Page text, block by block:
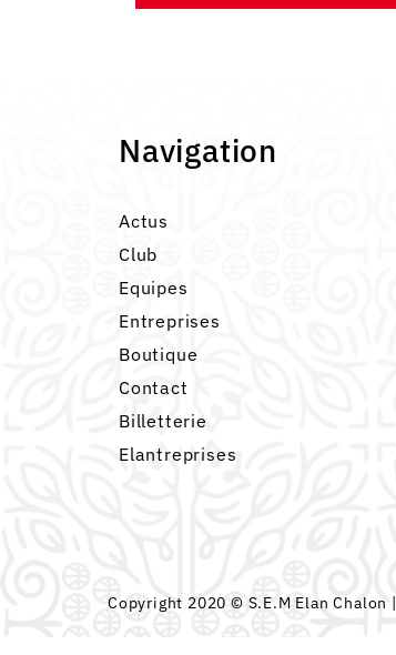
Navigation
Actus
Club
Equipes
Entreprises
Boutique
Contact
Billetterie
Elantreprises
Copyright 2020 © S.E.M Elan Chalon |